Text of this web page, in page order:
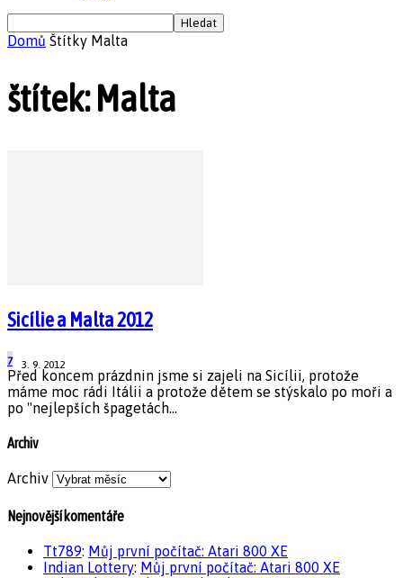
Domů Štítky Malta
štítek: Malta
Sicílie a Malta 2012
3. 9. 2012
7
Před koncem prázdnin jsme si zajeli na Sicílii, protože
máme moc rádi Itálii a protože dětem se stýskalo po moři a
po "nejlepších špagetách...
Archiv
Archiv
Nejnovější komentáře
Tt789: Můj první počítač: Atari 800 XE
Indian Lottery: Můj první počítač: Atari 800 XE